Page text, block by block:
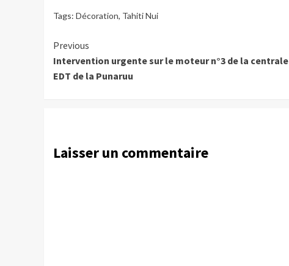
Tags: Décoration, Tahiti Nui
Continue
Reading
Previous
Intervention urgente sur le moteur n°3 de la centrale
EDT de la Punaruu
Laisser un commentaire